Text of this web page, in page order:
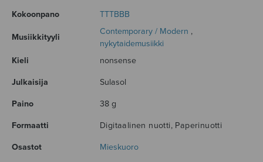
Kokoonpano TTTBBB
Musiikkityyli
Contemporary / Modern ,
nykytaidemusiikki
Kieli
nonsense
Julkaisija Sulasol
Paino 38 g
Formaatti Digitaalinen nuotti, Paperinuotti
Osastot Mieskuoro